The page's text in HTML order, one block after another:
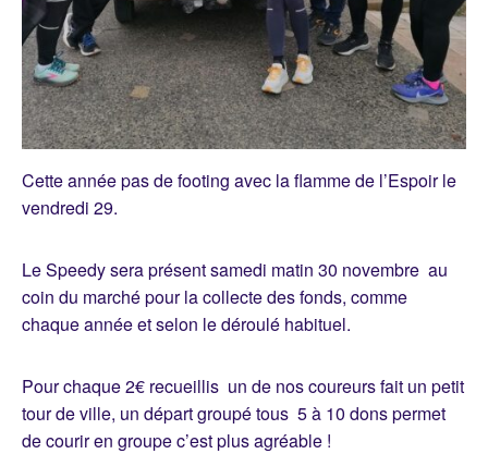
Cette année pas de footing avec la flamme de l’Espoir le
vendredi 29.
Le Speedy sera présent samedi matin 30 novembre au
coin du marché pour la collecte des fonds, comme
chaque année et selon le déroulé habituel.
Pour chaque 2€ recueillis un de nos coureurs fait un petit
tour de ville, un départ groupé tous 5 à 10 dons permet
de courir en groupe c’est plus agréable !